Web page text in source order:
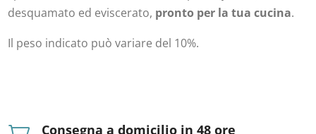
desquamato ed eviscerato, pronto per la tua cucina.
Il peso indicato può variare del 10%.
Consegna a domicilio in 48 ore